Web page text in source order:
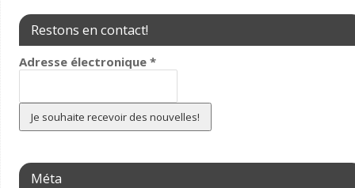
Restons en contact!
Adresse électronique *
Méta